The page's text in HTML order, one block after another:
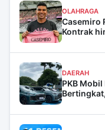
OLAHRAGA
Casemiro
Kontrak
DAERAH
PKB